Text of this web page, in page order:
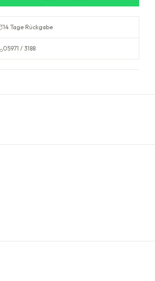
14 Tage Rückgabe
05971 / 3188